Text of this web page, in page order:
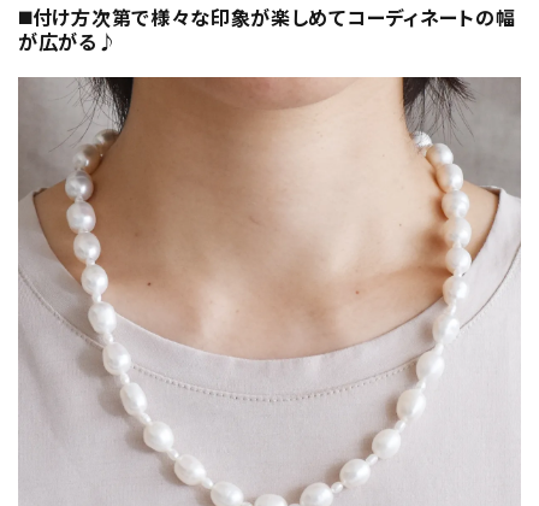
◼️付け方次第で様々な印象が楽しめてコーディネートの幅
が広がる♪